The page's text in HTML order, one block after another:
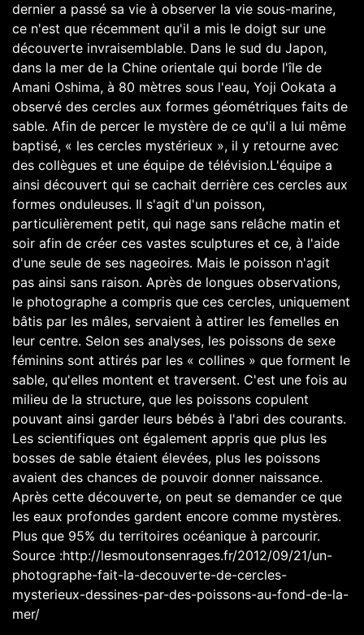
dernier a passé sa vie à observer la vie sous-marine,
ce n'est que récemment qu'il a mis le doigt sur une
découverte invraisemblable. Dans le sud du Japon,
dans la mer de la Chine orientale qui borde l'île de
Amani Oshima, à 80 mètres sous l'eau, Yoji Ookata a
observé des cercles aux formes géométriques faits de
sable. Afin de percer le mystère de ce qu'il a lui même
baptisé, « les cercles mystérieux », il y retourne avec
des collègues et une équipe de télévision.L'équipe a
ainsi découvert qui se cachait derrière ces cercles aux
formes onduleuses. Il s'agit d'un poisson,
particulièrement petit, qui nage sans relâche matin et
soir afin de créer ces vastes sculptures et ce, à l'aide
d'une seule de ses nageoires. Mais le poisson n'agit
pas ainsi sans raison. Après de longues observations,
le photographe a compris que ces cercles, uniquement
bâtis par les mâles, servaient à attirer les femelles en
leur centre. Selon ses analyses, les poissons de sexe
féminins sont attirés par les « collines » que forment le
sable, qu'elles montent et traversent. C'est une fois au
milieu de la structure, que les poissons copulent
pouvant ainsi garder leurs bébés à l'abri des courants.
Les scientifiques ont également appris que plus les
bosses de sable étaient élevées, plus les poissons
avaient des chances de pouvoir donner naissance.
Après cette découverte, on peut se demander ce que
les eaux profondes gardent encore comme mystères.
Plus que 95% du territoires océanique à parcourir.
Source :http://lesmoutonsenrages.fr/2012/09/21/un-
photographe-fait-la-decouverte-de-cercles-
mysterieux-dessines-par-des-poissons-au-fond-de-la-
mer/